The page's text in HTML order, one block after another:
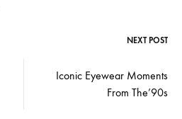
NEXT POST
Iconic Eyewear Moments
From The’90s